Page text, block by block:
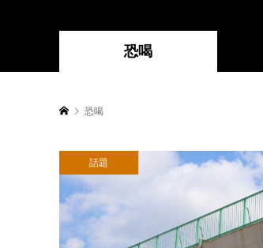
恐喝
恐喝
話題